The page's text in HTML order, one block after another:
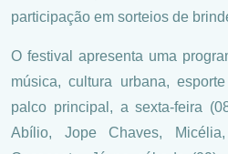
participação em sorteios de
O festival apresenta uma
música, cultura urbana,
palco principal, a sexta-feira
Abílio, Jope Chaves,